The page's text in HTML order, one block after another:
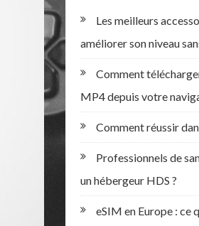
Les meilleurs
améliorer son niveau
Comment
MP4 depuis votre
Comment réussir
Professionnels de
un hébergeur HDS ?
eSIM en Europe : ce